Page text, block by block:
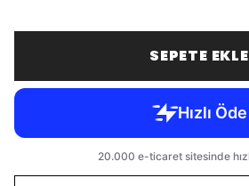
SEPETE EKLE